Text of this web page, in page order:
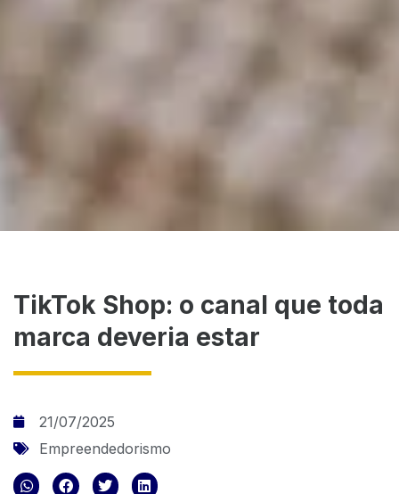
TikTok Shop: o canal que toda
marca deveria estar
21/07/2025
Empreendedorismo